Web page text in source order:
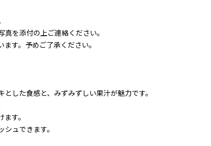
を添付の上ご連絡ください。
す。予めご了承ください。
した食感と、みずみずしい果汁が魅力です。
す。
ュできます。